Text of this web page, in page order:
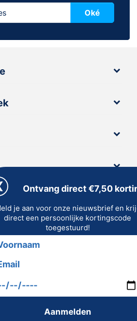
Oké
21% BTW, tenzij anders
vermeld.
© | Alle rechten voorbehouden
Voorwaarden | Privacy
Ontvang direct €7,50
je aan voor onze nieuwsbrief en
direct een persoonlijke kortingscode
toegestuurd!
Aanmelden